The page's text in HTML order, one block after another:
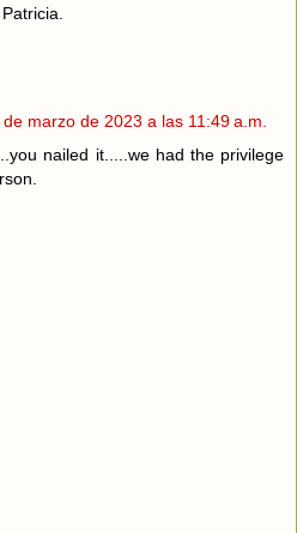
de marzo de 2023 a las 11:49 a.m.
nailed it.....we had the privilege